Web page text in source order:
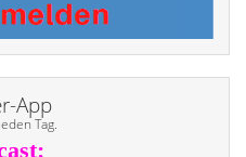
App
Tag.